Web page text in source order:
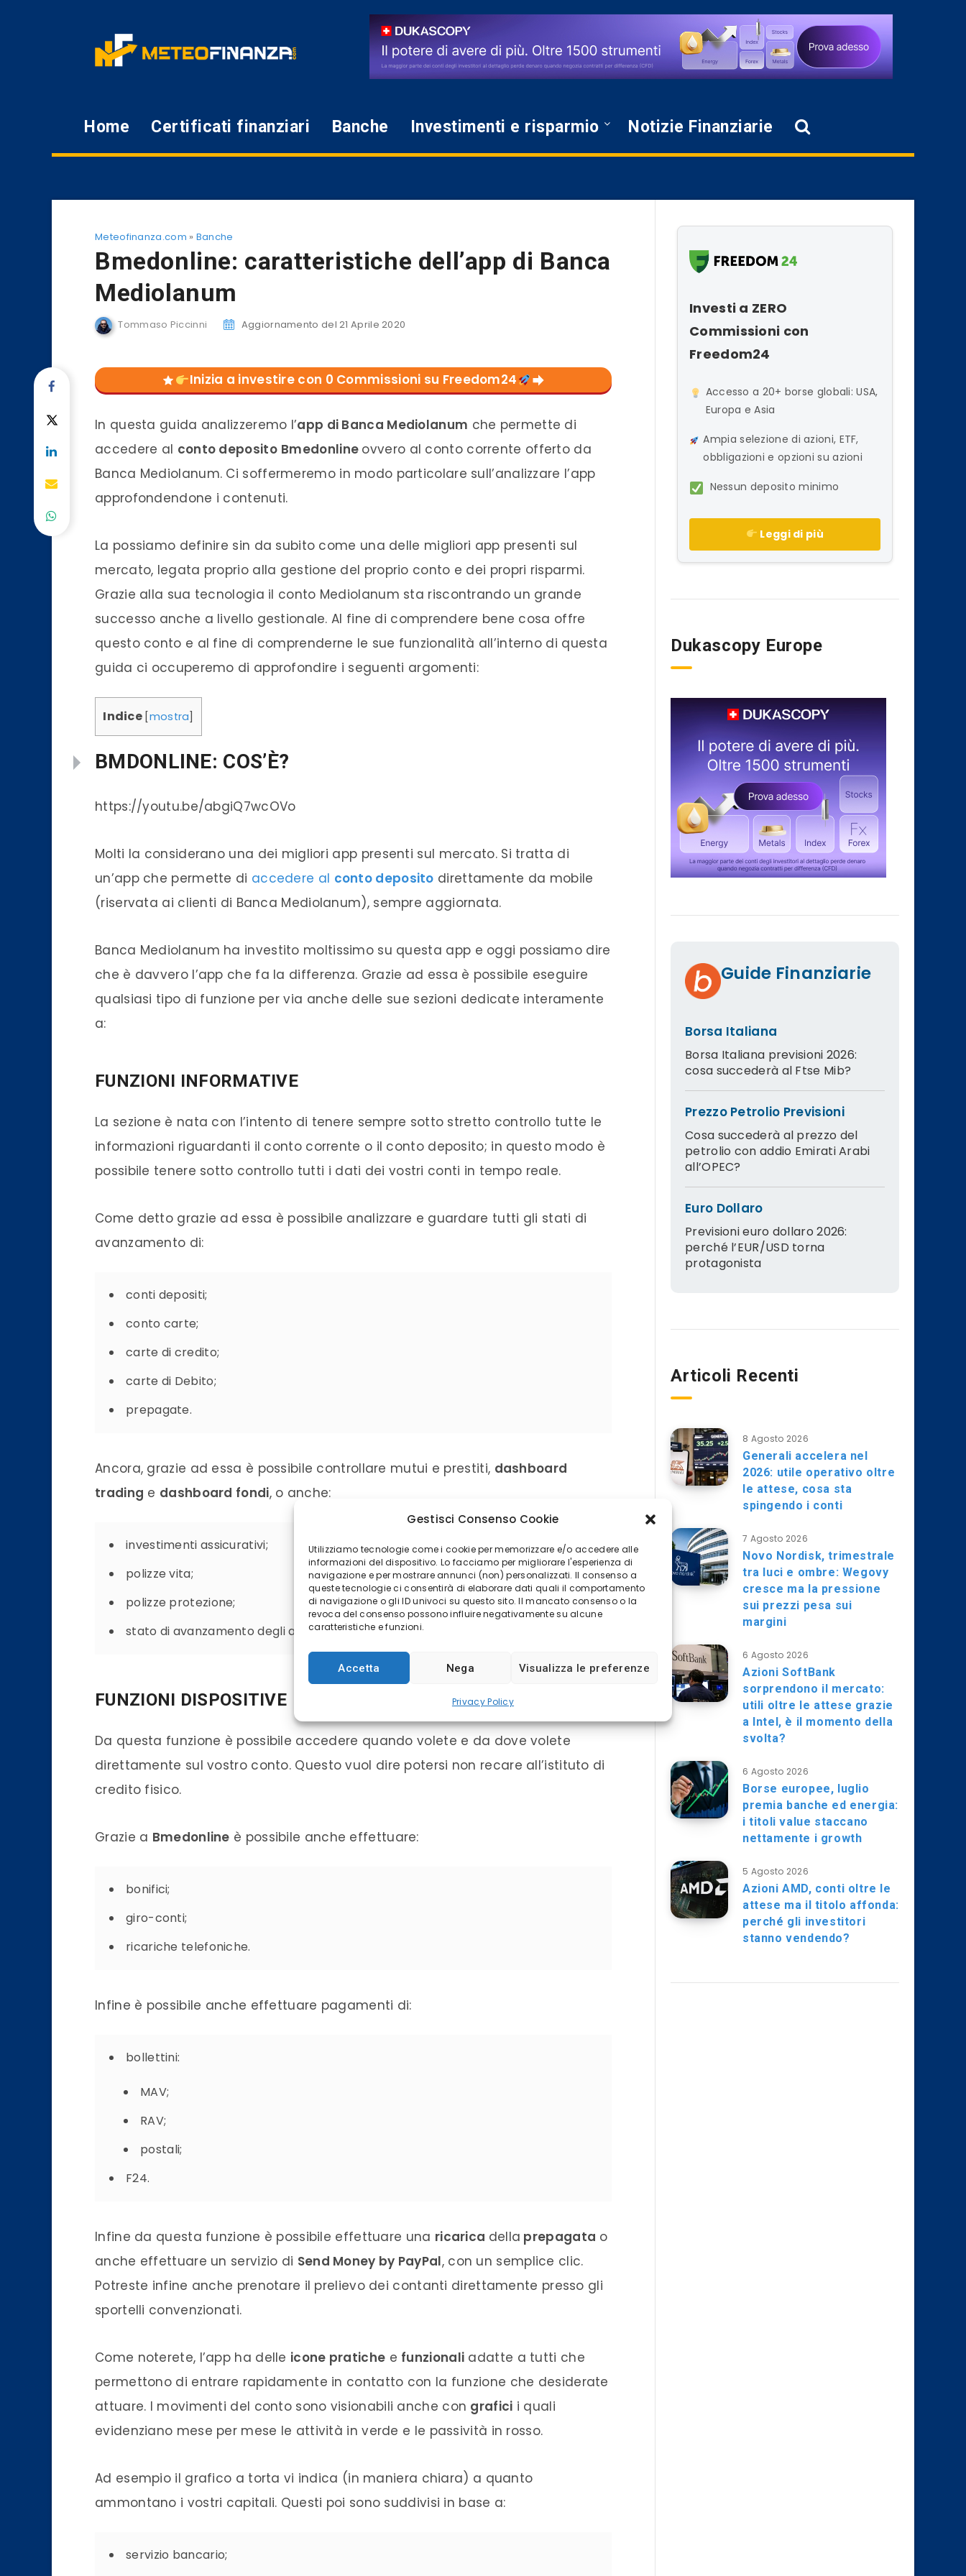
Gestisci Consenso Cookie
Utilizziamo tecnologie come i cookie per memorizzare e/o accedere alle
informazioni del dispositivo. Lo facciamo per migliorare l'esperienza di
navigazione e per mostrare annunci (non) personalizzati. Il consenso a
queste tecnologie ci consentirà di elaborare dati quali il comportamento
di navigazione o gli ID univoci su questo sito. Il mancato consenso o la
revoca del consenso possono influire negativamente su alcune
caratteristiche e funzioni.
Accetta Nega Visualizza le preferenze
Privacy Policy
Home Certificati finanziari Banche Investimenti e risparmio Notizie Finanziarie
Meteofinanza.com » Banche
Bmedonline: caratteristiche dell’app di Banca
Mediolanum
Tommaso Piccinni Aggiornamento del 21 Aprile 2020
Inizia a investire con 0 Commissioni su Freedom24
In questa guida analizzeremo l’app di Banca Mediolanum che permette di
accedere al conto deposito Bmedonline ovvero al conto corrente offerto da
Banca Mediolanum. Ci soffermeremo in modo particolare sull’analizzare l’app
approfondendone i contenuti.
La possiamo definire sin da subito come una delle migliori app presenti sul
mercato, legata proprio alla gestione del proprio conto e dei propri risparmi.
Grazie alla sua tecnologia il conto Mediolanum sta riscontrando un grande
successo anche a livello gestionale. Al fine di comprendere bene cosa offre
questo conto e al fine di comprenderne le sue funzionalità all’interno di questa
guida ci occuperemo di approfondire i seguenti argomenti:
Indice [mostra
BMDONLINE: COS’È?
https://youtu.be/abgiQ7wcOVo
Molti la considerano una dei migliori app presenti sul mercato. Si tratta di
un’appche permette di accedere al conto deposito direttamente da mobile
(riservata ai clienti di Banca Mediolanum), sempre aggiornata.
Banca Mediolanum ha investito moltissimo su questa app e oggi possiamo dire
che è davvero l’app che fa la differenza. Grazie ad essa è possibile eseguire
qualsiasi tipo di funzione per via anche delle sue sezioni dedicate interamente
a:
FUNZIONI INFORMATIVE
La sezione è nata con l’intento di tenere sempre sotto stretto controllo tutte le
informazioni riguardanti il conto corrente o il conto deposito; in questo modo è
possibile tenere sotto controllo tutti i dati dei vostri conti in tempo reale.
Come detto grazie ad essa è possibile analizzare e guardare tutti gli stati di
avanzamento di:
conti depositi;
conto carte;
carte di credito;
carte di Debito;
prepagate.
Ancora, grazie ad essa è possibile controllare mutui e prestiti, dashboard
trading e dashboard fondi, o anche:
investimenti assicurativi;
polizze vita;
polizze protezione;
stato di avanzamento degli assegni da regolare.
FUNZIONI DISPOSITIVE
Da questa funzione è possibile accedere quando volete e da dove volete
direttamente sul vostro conto. Questo vuol dire potersi non recare all’istituto di
credito fisico.
Grazie a Bmedonline è possibile anche effettuare:
bonifici;
giro-conti;
ricariche telefoniche.
Infine è possibile anche effettuare pagamenti di:
bollettini:
MAV;
RAV;
postali;
F24.
Infine da questa funzione è possibile effettuare una ricarica della prepagata o
anche effettuare un servizio di Send Money by PayPal, con un semplice clic.
Potreste infine anche prenotare il prelievo dei contanti direttamente presso gli
sportelli convenzionati.
Come noterete, l’app ha delle icone pratiche e funzionali adatte a tutti che
permettono di entrare rapidamente in contatto con la funzione che desiderate
attuare. I movimenti del conto sono visionabili anche con grafici i quali
evidenziano mese per mese le attività in verde e le passività in rosso.
Ad esempio il grafico a torta vi indica (in maniera chiara) a quanto
ammontano i vostri capitali. Questi poi sono suddivisi in base a:
servizio bancario;
Investi a ZERO
Commissioni con
Freedom24
Accesso a 20+ borse globali: USA,
Europa e Asia
Ampia selezione di azioni, ETF,
obbligazioni e opzioni su azioni
Nessun deposito minimo
Leggi di più
Dukascopy Europe
Guide Finanziarie
Borsa Italiana
Borsa Italiana previsioni 2026:
cosa succederà al Ftse Mib?
Prezzo Petrolio Previsioni
Cosa succederà al prezzo del
petrolio con addio Emirati Arabi
all’OPEC?
Euro Dollaro
Previsioni euro dollaro 2026:
perché l’EUR/USD torna
protagonista
Articoli Recenti
8 Agosto 2026
Generali accelera nel
2026: utile operativo oltre
le attese, cosa sta
spingendo i conti
7 Agosto 2026
Novo Nordisk, trimestrale
tra luci e ombre: Wegovy
cresce ma la pressione
sui prezzi pesa sui
margini
6 Agosto 2026
Azioni SoftBank
sorprendono il mercato:
utili oltre le attese grazie
a Intel, è il momento della
svolta?
6 Agosto 2026
Borse europee, luglio
premia banche ed energia:
i titoli value staccano
nettamente i growth
5 Agosto 2026
Azioni AMD, conti oltre le
attese ma il titolo affonda:
perché gli investitori
stanno vendendo?